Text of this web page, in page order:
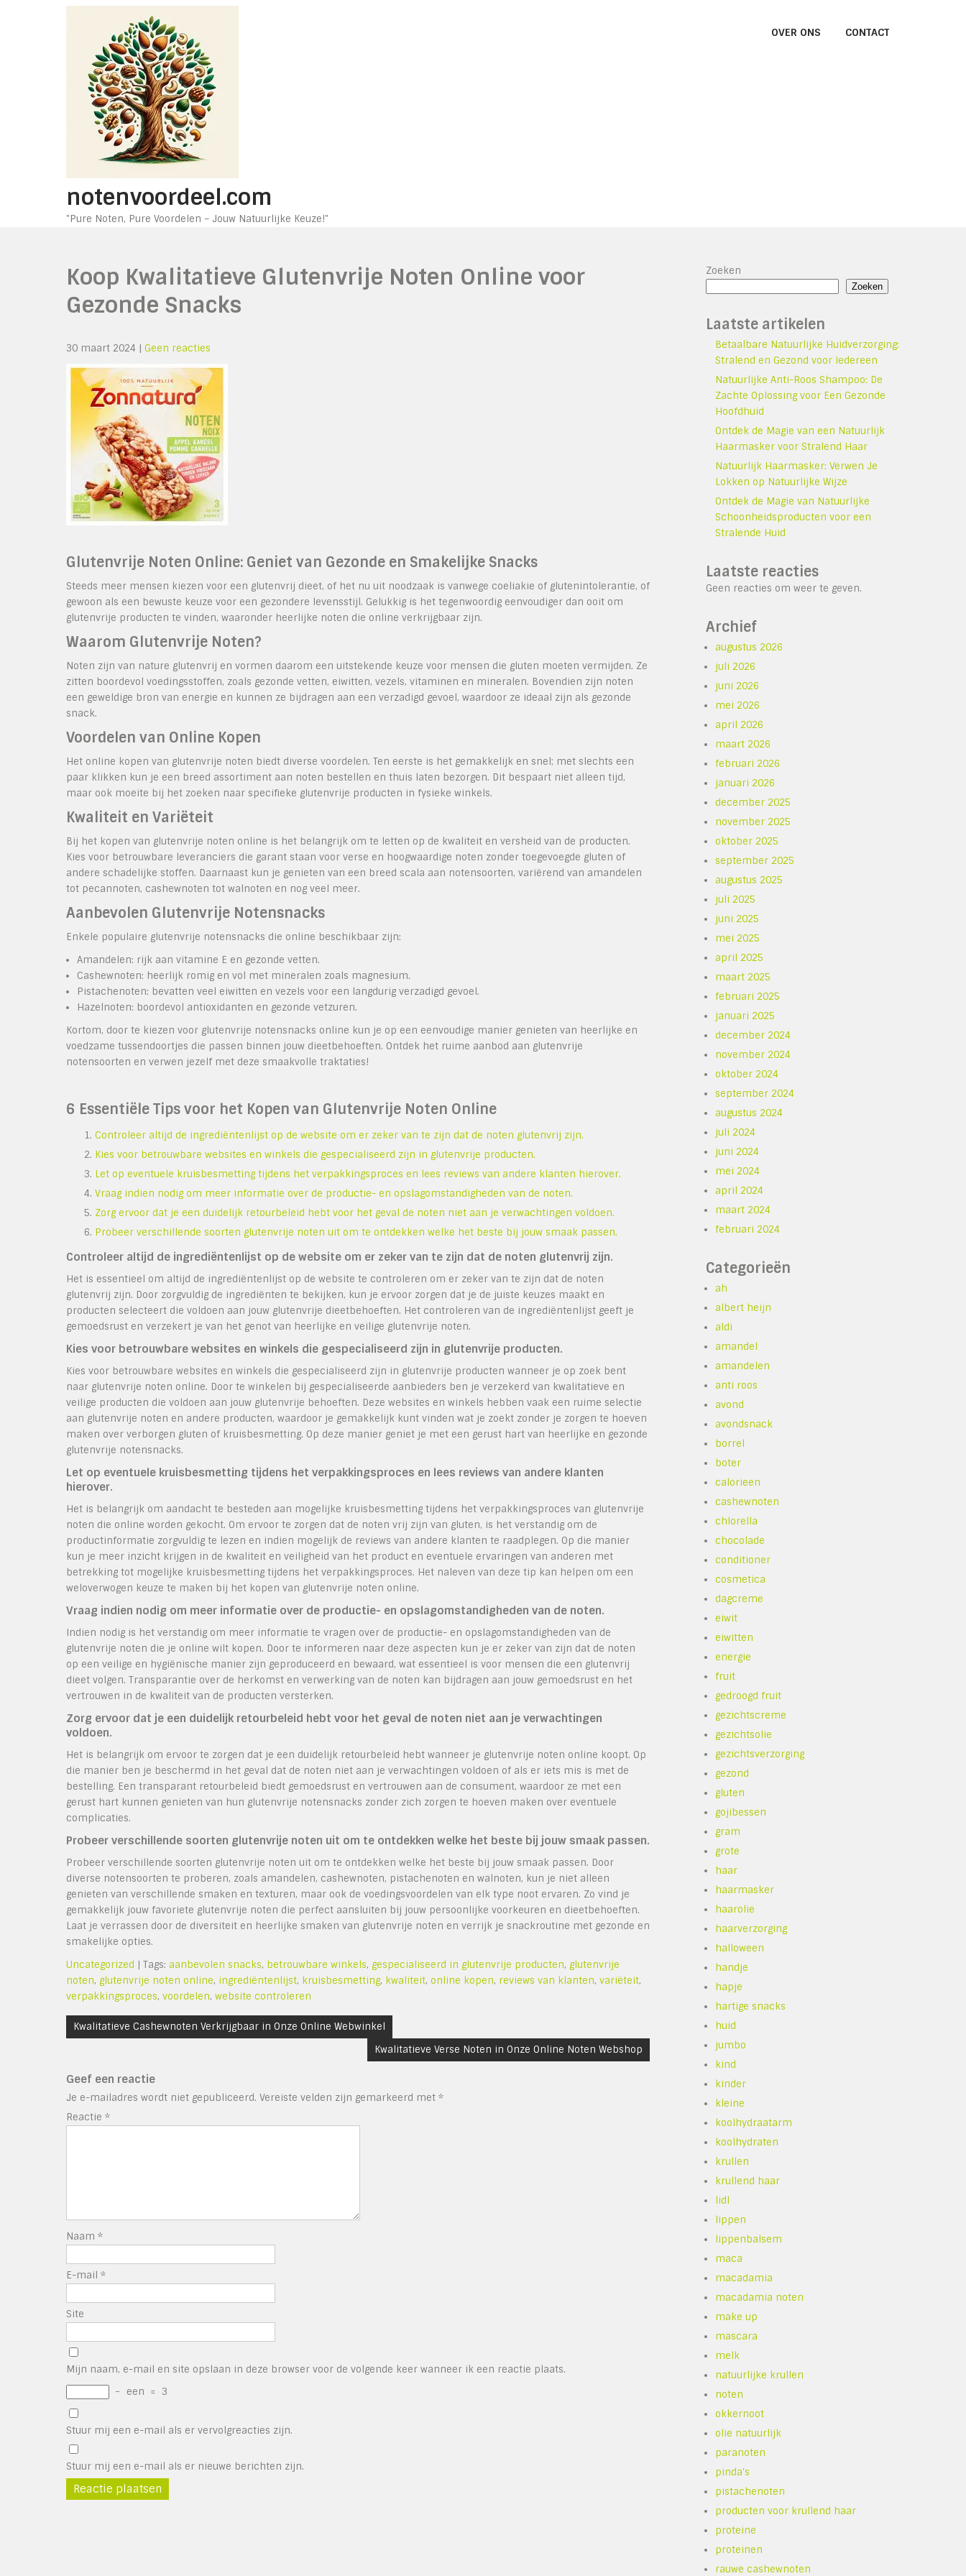
notenvoordeel.com
"Pure Noten, Pure Voordelen – Jouw Natuurlijke Keuze!"
OVER ONS CONTACT
Koop Kwalitatieve Glutenvrije Noten Online voor
Gezonde Snacks
30 maart 2024 | Geen reacties
Glutenvrije Noten Online: Geniet van Gezonde en Smakelijke Snacks
Steeds meer mensen kiezen voor een glutenvrij dieet, of het nu uit noodzaak is vanwege coeliakie of glutenintolerantie, of
gewoon als een bewuste keuze voor een gezondere levensstijl. Gelukkig is het tegenwoordig eenvoudiger dan ooit om
glutenvrije producten te vinden, waaronder heerlijke noten die online verkrijgbaar zijn.
Waarom Glutenvrije Noten?
Noten zijn van nature glutenvrij en vormen daarom een uitstekende keuze voor mensen die gluten moeten vermijden. Ze
zitten boordevol voedingsstoffen, zoals gezonde vetten, eiwitten, vezels, vitaminen en mineralen. Bovendien zijn noten
een geweldige bron van energie en kunnen ze bijdragen aan een verzadigd gevoel, waardoor ze ideaal zijn als gezonde
snack.
Voordelen van Online Kopen
Het online kopen van glutenvrije noten biedt diverse voordelen. Ten eerste is het gemakkelijk en snel; met slechts een
paar klikken kun je een breed assortiment aan noten bestellen en thuis laten bezorgen. Dit bespaart niet alleen tijd,
maar ook moeite bij het zoeken naar specifieke glutenvrije producten in fysieke winkels.
Kwaliteit en Variëteit
Bij het kopen van glutenvrije noten online is het belangrijk om te letten op de kwaliteit en versheid van de producten.
Kies voor betrouwbare leveranciers die garant staan voor verse en hoogwaardige noten zonder toegevoegde gluten of
andere schadelijke stoffen. Daarnaast kun je genieten van een breed scala aan notensoorten, variërend van amandelen
tot pecannoten, cashewnoten tot walnoten en nog veel meer.
Aanbevolen Glutenvrije Notensnacks
Enkele populaire glutenvrije notensnacks die online beschikbaar zijn:
Amandelen: rijk aan vitamine E en gezonde vetten.
Cashewnoten: heerlijk romig en vol met mineralen zoals magnesium.
Pistachenoten: bevatten veel eiwitten en vezels voor een langdurig verzadigd gevoel.
Hazelnoten: boordevol antioxidanten en gezonde vetzuren.
Kortom, door te kiezen voor glutenvrije notensnacks online kun je op een eenvoudige manier genieten van heerlijke en
voedzame tussendoortjes die passen binnen jouw dieetbehoeften. Ontdek het ruime aanbod aan glutenvrije
notensoorten en verwen jezelf met deze smaakvolle traktaties!
6 Essentiële Tips voor het Kopen van Glutenvrije Noten Online
Controleer altijd de ingrediëntenlijst op de website om er zeker van te zijn dat de noten glutenvrij zijn.
Kies voor betrouwbare websites en winkels die gespecialiseerd zijn in glutenvrije producten.
Let op eventuele kruisbesmetting tijdens het verpakkingsproces en lees reviews van andere klanten hierover.
Vraag indien nodig om meer informatie over de productie- en opslagomstandigheden van de noten.
Zorg ervoor dat je een duidelijk retourbeleid hebt voor het geval de noten niet aan je verwachtingen voldoen.
Probeer verschillende soorten glutenvrije noten uit om te ontdekken welke het beste bij jouw smaak passen.
Controleer altijd de ingrediëntenlijst op de website om er zeker van te zijn dat de noten glutenvrij zijn.
Het is essentieel om altijd de ingrediëntenlijst op de website te controleren om er zeker van te zijn dat de noten
glutenvrij zijn. Door zorgvuldig de ingrediënten te bekijken, kun je ervoor zorgen dat je de juiste keuzes maakt en
producten selecteert die voldoen aan jouw glutenvrije dieetbehoeften. Het controleren van de ingrediëntenlijst geeft je
gemoedsrust en verzekert je van het genot van heerlijke en veilige glutenvrije noten.
Kies voor betrouwbare websites en winkels die gespecialiseerd zijn in glutenvrije producten.
Kies voor betrouwbare websites en winkels die gespecialiseerd zijn in glutenvrije producten wanneer je op zoek bent
naar glutenvrije noten online. Door te winkelen bij gespecialiseerde aanbieders ben je verzekerd van kwalitatieve en
veilige producten die voldoen aan jouw glutenvrije behoeften. Deze websites en winkels hebben vaak een ruime selectie
aan glutenvrije noten en andere producten, waardoor je gemakkelijk kunt vinden wat je zoekt zonder je zorgen te hoeven
maken over verborgen gluten of kruisbesmetting. Op deze manier geniet je met een gerust hart van heerlijke en gezonde
glutenvrije notensnacks.
Let op eventuele kruisbesmetting tijdens het verpakkingsproces en lees reviews van andere klanten
hierover.
Het is belangrijk om aandacht te besteden aan mogelijke kruisbesmetting tijdens het verpakkingsproces van glutenvrije
noten die online worden gekocht. Om ervoor te zorgen dat de noten vrij zijn van gluten, is het verstandig om de
productinformatie zorgvuldig te lezen en indien mogelijk de reviews van andere klanten te raadplegen. Op die manier
kun je meer inzicht krijgen in de kwaliteit en veiligheid van het product en eventuele ervaringen van anderen met
betrekking tot mogelijke kruisbesmetting tijdens het verpakkingsproces. Het naleven van deze tip kan helpen om een
weloverwogen keuze te maken bij het kopen van glutenvrije noten online.
Vraag indien nodig om meer informatie over de productie- en opslagomstandigheden van de noten.
Indien nodig is het verstandig om meer informatie te vragen over de productie- en opslagomstandigheden van de
glutenvrije noten die je online wilt kopen. Door te informeren naar deze aspecten kun je er zeker van zijn dat de noten
op een veilige en hygiënische manier zijn geproduceerd en bewaard, wat essentieel is voor mensen die een glutenvrij
dieet volgen. Transparantie over de herkomst en verwerking van de noten kan bijdragen aan jouw gemoedsrust en het
vertrouwen in de kwaliteit van de producten versterken.
Zorg ervoor dat je een duidelijk retourbeleid hebt voor het geval de noten niet aan je verwachtingen
voldoen.
Het is belangrijk om ervoor te zorgen dat je een duidelijk retourbeleid hebt wanneer je glutenvrije noten online koopt. Op
die manier ben je beschermd in het geval dat de noten niet aan je verwachtingen voldoen of als er iets mis is met de
bestelling. Een transparant retourbeleid biedt gemoedsrust en vertrouwen aan de consument, waardoor ze met een
gerust hart kunnen genieten van hun glutenvrije notensnacks zonder zich zorgen te hoeven maken over eventuele
complicaties.
Probeer verschillende soorten glutenvrije noten uit om te ontdekken welke het beste bij jouw smaak passen.
Probeer verschillende soorten glutenvrije noten uit om te ontdekken welke het beste bij jouw smaak passen. Door
diverse notensoorten te proberen, zoals amandelen, cashewnoten, pistachenoten en walnoten, kun je niet alleen
genieten van verschillende smaken en texturen, maar ook de voedingsvoordelen van elk type noot ervaren. Zo vind je
gemakkelijk jouw favoriete glutenvrije noten die perfect aansluiten bij jouw persoonlijke voorkeuren en dieetbehoeften.
Laat je verrassen door de diversiteit en heerlijke smaken van glutenvrije noten en verrijk je snackroutine met gezonde en
smakelijke opties.
Uncategorized | Tags: aanbevolen snacks, betrouwbare winkels, gespecialiseerd in glutenvrije producten, glutenvrije
noten, glutenvrije noten online, ingrediëntenlijst, kruisbesmetting, kwaliteit, online kopen, reviews van klanten, variëteit,
verpakkingsproces, voordelen, website controleren
Bericht
navigatie
Kwalitatieve Cashewnoten Verkrijgbaar in Onze Online Webwinkel
Kwalitatieve Verse Noten in Onze Online Noten Webshop
Geef een reactie
Je e-mailadres wordt niet gepubliceerd. Vereiste velden zijn gemarkeerd met *
Reactie *
Naam *
E-mail *
Site
Mijn naam, e-mail en site opslaan in deze browser voor de volgende keer wanneer ik een reactie plaats.
−
een = 3
Stuur mij een e-mail als er vervolgreacties zijn.
Stuur mij een e-mail als er nieuwe berichten zijn.
Zoeken
Zoeken
Laatste artikelen
Betaalbare Natuurlijke Huidverzorging:
Stralend en Gezond voor Iedereen
Natuurlijke Anti-Roos Shampoo: De
Zachte Oplossing voor Een Gezonde
Hoofdhuid
Ontdek de Magie van een Natuurlijk
Haarmasker voor Stralend Haar
Natuurlijk Haarmasker: Verwen Je
Lokken op Natuurlijke Wijze
Ontdek de Magie van Natuurlijke
Schoonheidsproducten voor een
Stralende Huid
Laatste reacties
Geen reacties om weer te geven.
Archief
augustus 2026
juli 2026
juni 2026
mei 2026
april 2026
maart 2026
februari 2026
januari 2026
december 2025
november 2025
oktober 2025
september 2025
augustus 2025
juli 2025
juni 2025
mei 2025
april 2025
maart 2025
februari 2025
januari 2025
december 2024
november 2024
oktober 2024
september 2024
augustus 2024
juli 2024
juni 2024
mei 2024
april 2024
maart 2024
februari 2024
Categorieën
ah
albert heijn
aldi
amandel
amandelen
anti roos
avond
avondsnack
borrel
boter
calorieen
cashewnoten
chlorella
chocolade
conditioner
cosmetica
dagcreme
eiwit
eiwitten
energie
fruit
gedroogd fruit
gezichtscreme
gezichtsolie
gezichtsverzorging
gezond
gluten
gojibessen
gram
grote
haar
haarmasker
haarolie
haarverzorging
halloween
handje
hapje
hartige snacks
huid
jumbo
kind
kinder
kleine
koolhydraatarm
koolhydraten
krullen
krullend haar
lidl
lippen
lippenbalsem
maca
macadamia
macadamia noten
make up
mascara
melk
natuurlijke krullen
noten
okkernoot
olie natuurlijk
paranoten
pinda's
pistachenoten
producten voor krullend haar
proteine
proteinen
rauwe cashewnoten